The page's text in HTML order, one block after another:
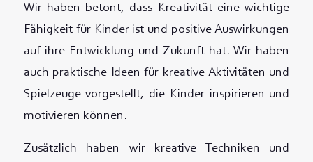
Wir haben betont, dass Kreativität eine wichtige
Fähigkeit für Kinder ist und positive Auswirkungen
auf ihre Entwicklung und Zukunft hat. Wir haben
auch praktische Ideen für kreative Aktivitäten und
Spielzeuge vorgestellt, die Kinder inspirieren und
motivieren können.
Zusätzlich haben wir kreative Techniken und